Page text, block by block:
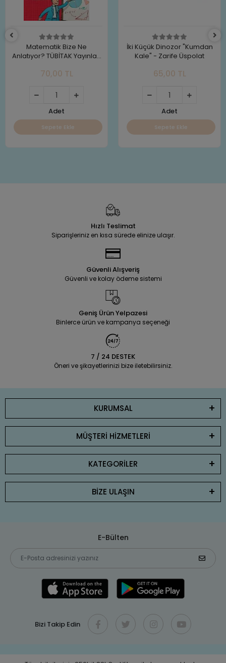
Matematik Bize Ne
Anlatıyor? TÜBİTAK Yayınları
70,00 TL
Adet
Sepete Ekle
İki Küçük Dinozor "Kumdan
Kale" - Zarife Üspolat
65,00 TL
Adet
Sepete Ekle
Hızlı Teslimat
Siparişleriniz en kısa sürede elinize ulaşır.
Güvenli Alışveriş
Güvenli ve kolay ödeme sistemi
Geniş Ürün Yelpazesi
Binlerce ürün ve kampanya seçeneği
7 / 24 DESTEK
Öneri ve şikayetlerinizi bize iletebilirsiniz.
KURUMSAL
MÜŞTERİ HİZMETLERİ
KATEGORİLER
BİZE ULAŞIN
E-Bülten
Bizi Takip Edin